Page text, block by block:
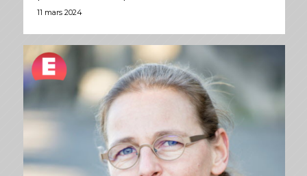
11 mars 2024